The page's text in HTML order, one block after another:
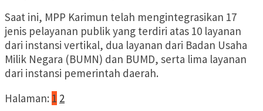
Saat ini, MPP Karimun telah mengintegrasikan 17
jenis pelayanan publik yang terdiri atas 10 layanan
dari instansi vertikal, dua layanan dari Badan Usaha
Milik Negara (BUMN) dan BUMD, serta lima layanan
dari instansi pemerintah daerah.
Halaman: 1 2